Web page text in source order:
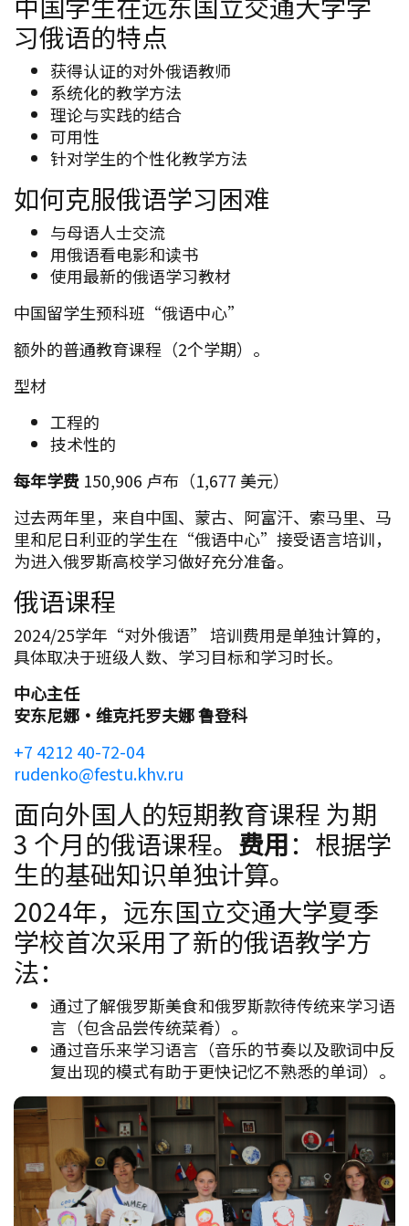
习俄语的特点
获得认证的对外俄语教师
系统化的教学方法
理论与实践的结合
可用性
针对学生的个性化教学方法
如何克服俄语学习困难
与母语人士交流
用俄语看电影和读书
使用最新的俄语学习教材
中国留学生预科班“俄语中心”
额外的普通教育课程（2个学期）。
型材
工程的
技术性的
每年学费 150,906 卢布（1,677 美元）
过去两年里，来自中国、蒙古、阿富汗、索马里、马
里和尼日利亚的学生在“俄语中心”接受语言培训，
为进入俄罗斯高校学习做好充分准备。
俄语课程
2024/25学年“对外俄语” 培训费用是单独计算的，
具体取决于班级人数、学习目标和学习时长。
中心主任
安东尼娜·维克托罗夫娜 鲁登科
+7 4212 40-72-04
rudenko@festu.khv.ru
面向外国人的短期教育课程 为期
3 个月的俄语课程。 费用：根据学
生的基础知识单独计算。
2024年，远东国立交通大学夏季
学校首次采用了新的俄语教学方
法：
通过了解俄罗斯美食和俄罗斯款待传统来学习语
言（包含品尝传统菜肴）。
通过音乐来学习语言（音乐的节奏以及歌词中反
复出现的模式有助于更快记忆不熟悉的单词）。